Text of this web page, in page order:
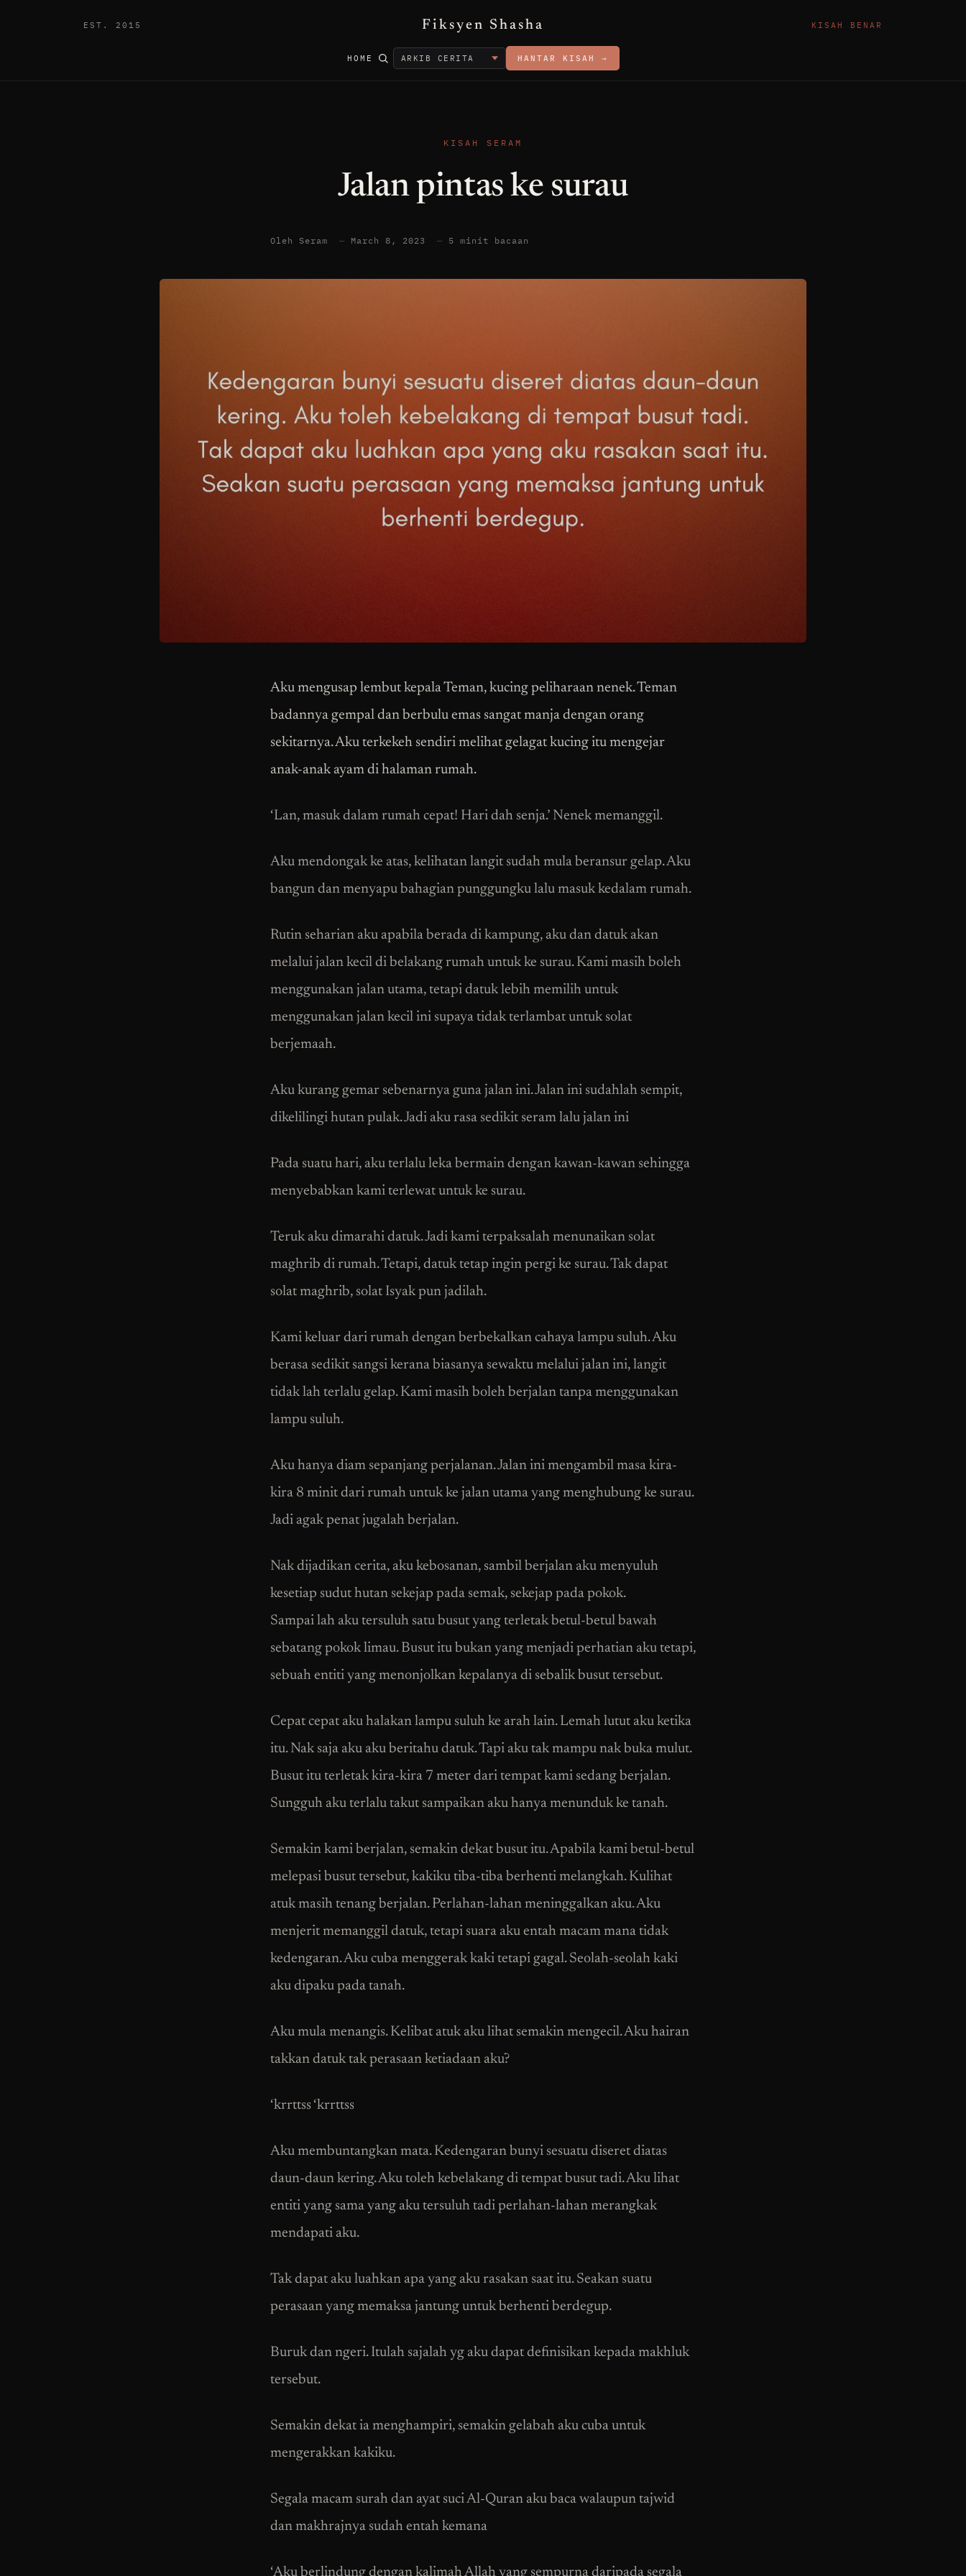
EST. 2015 Fiksyen Shasha KISAH BENAR
HOME HANTAR KISAH →
KISAH SERAM
Jalan pintas ke surau
Oleh Seram — March 8, 2023 — 5 minit bacaan
Aku mengusap lembut kepala Teman, kucing peliharaan nenek. Teman
badannya gempal dan berbulu emas sangat manja dengan orang
sekitarnya. Aku terkekeh sendiri melihat gelagat kucing itu mengejar
anak-anak ayam di halaman rumah.
‘Lan, masuk dalam rumah cepat! Hari dah senja.’ Nenek memanggil.
Aku mendongak ke atas, kelihatan langit sudah mula beransur gelap. Aku
bangun dan menyapu bahagian punggungku lalu masuk kedalam rumah.
Rutin seharian aku apabila berada di kampung, aku dan datuk akan
melalui jalan kecil di belakang rumah untuk ke surau. Kami masih boleh
menggunakan jalan utama, tetapi datuk lebih memilih untuk
menggunakan jalan kecil ini supaya tidak terlambat untuk solat
berjemaah.
Aku kurang gemar sebenarnya guna jalan ini. Jalan ini sudahlah sempit,
dikelilingi hutan pulak. Jadi aku rasa sedikit seram lalu jalan ini
Pada suatu hari, aku terlalu leka bermain dengan kawan-kawan sehingga
menyebabkan kami terlewat untuk ke surau.
Teruk aku dimarahi datuk. Jadi kami terpaksalah menunaikan solat
maghrib di rumah. Tetapi, datuk tetap ingin pergi ke surau. Tak dapat
solat maghrib, solat Isyak pun jadilah.
Kami keluar dari rumah dengan berbekalkan cahaya lampu suluh. Aku
berasa sedikit sangsi kerana biasanya sewaktu melalui jalan ini, langit
tidak lah terlalu gelap. Kami masih boleh berjalan tanpa menggunakan
lampu suluh.
Aku hanya diam sepanjang perjalanan. Jalan ini mengambil masa kira-
kira 8 minit dari rumah untuk ke jalan utama yang menghubung ke surau.
Jadi agak penat jugalah berjalan.
Nak dijadikan cerita, aku kebosanan, sambil berjalan aku menyuluh
kesetiap sudut hutan sekejap pada semak, sekejap pada pokok.
Sampai lah aku tersuluh satu busut yang terletak betul-betul bawah
sebatang pokok limau. Busut itu bukan yang menjadi perhatian aku tetapi,
sebuah entiti yang menonjolkan kepalanya di sebalik busut tersebut.
Cepat cepat aku halakan lampu suluh ke arah lain. Lemah lutut aku ketika
itu. Nak saja aku aku beritahu datuk. Tapi aku tak mampu nak buka mulut.
Busut itu terletak kira-kira 7 meter dari tempat kami sedang berjalan.
Sungguh aku terlalu takut sampaikan aku hanya menunduk ke tanah.
Semakin kami berjalan, semakin dekat busut itu. Apabila kami betul-betul
melepasi busut tersebut, kakiku tiba-tiba berhenti melangkah. Kulihat
atuk masih tenang berjalan. Perlahan-lahan meninggalkan aku. Aku
menjerit memanggil datuk, tetapi suara aku entah macam mana tidak
kedengaran. Aku cuba menggerak kaki tetapi gagal. Seolah-seolah kaki
aku dipaku pada tanah.
Aku mula menangis. Kelibat atuk aku lihat semakin mengecil. Aku hairan
takkan datuk tak perasaan ketiadaan aku?
‘krrttss ‘krrttss
Aku membuntangkan mata. Kedengaran bunyi sesuatu diseret diatas
daun-daun kering. Aku toleh kebelakang di tempat busut tadi. Aku lihat
entiti yang sama yang aku tersuluh tadi perlahan-lahan merangkak
mendapati aku.
Tak dapat aku luahkan apa yang aku rasakan saat itu. Seakan suatu
perasaan yang memaksa jantung untuk berhenti berdegup.
Buruk dan ngeri. Itulah sajalah yg aku dapat definisikan kepada makhluk
tersebut.
Semakin dekat ia menghampiri, semakin gelabah aku cuba untuk
mengerakkan kakiku.
Segala macam surah dan ayat suci Al-Quran aku baca walaupun tajwid
dan makhrajnya sudah entah kemana
‘Aku berlindung dengan kalimah Allah yang sempurna daripada segala